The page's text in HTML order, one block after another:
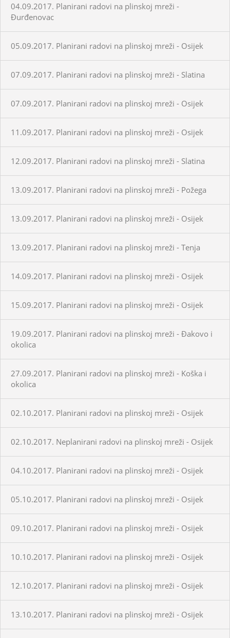
04.09.2017. Planirani radovi na plinskoj mreži -
Đurđenovac
05.09.2017. Planirani radovi na plinskoj mreži - Osijek
07.09.2017. Planirani radovi na plinskoj mreži - Slatina
07.09.2017. Planirani radovi na plinskoj mreži - Osijek
11.09.2017. Planirani radovi na plinskoj mreži - Osijek
12.09.2017. Planirani radovi na plinskoj mreži - Slatina
13.09.2017. Planirani radovi na plinskoj mreži - Požega
13.09.2017. Planirani radovi na plinskoj mreži - Osijek
13.09.2017. Planirani radovi na plinskoj mreži - Tenja
14.09.2017. Planirani radovi na plinskoj mreži - Osijek
15.09.2017. Planirani radovi na plinskoj mreži - Osijek
19.09.2017. Planirani radovi na plinskoj mreži - Đakovo i
okolica
27.09.2017. Planirani radovi na plinskoj mreži - Koška i
okolica
02.10.2017. Planirani radovi na plinskoj mreži - Osijek
02.10.2017. Neplanirani radovi na plinskoj mreži - Osijek
04.10.2017. Planirani radovi na plinskoj mreži - Osijek
05.10.2017. Planirani radovi na plinskoj mreži - Osijek
09.10.2017. Planirani radovi na plinskoj mreži - Osijek
10.10.2017. Planirani radovi na plinskoj mreži - Osijek
12.10.2017. Planirani radovi na plinskoj mreži - Osijek
13.10.2017. Planirani radovi na plinskoj mreži - Osijek